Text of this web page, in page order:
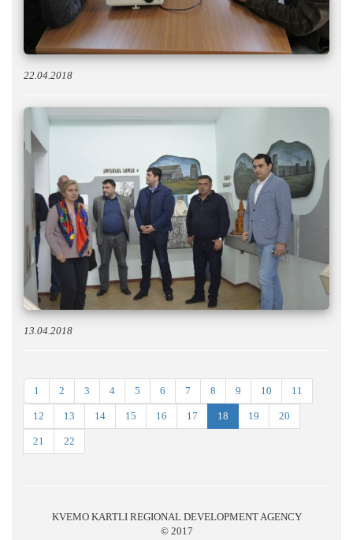
22.04.2018
13.04.2018
1 2 3 4 5 6 7 8 9 10 11
12 13 14 15 16 17 18 19 20
21 22
KVEMO KARTLI REGIONAL DEVELOPMENT AGENCY
© 2017